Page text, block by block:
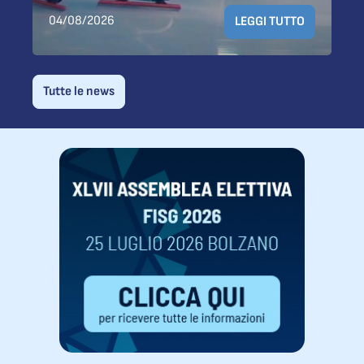
04/08/2026 LEGGI TUTTO
Tutte le news